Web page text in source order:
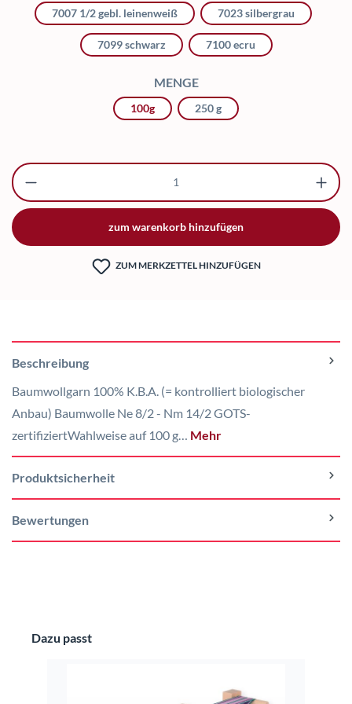
7007 1/2 gebl. leinenweiß 7023 silbergrau
7099 schwarz 7100 ecru
MENGEAUSWÄHLEN
100g 250 g
Produkt Anzahl: Gib den gewünschten Wert
zum warenkorb hinzufügen
ZUM MERKZETTEL HINZUFÜGEN
Beschreibung
Baumwollgarn 100% K.B.A. (= kontrolliert biologischer
Anbau) Baumwolle Ne 8/2 - Nm 14/2 GOTS-
zertifiziertWahlweise auf 100 g… Mehr
Produktsicherheit
Bewertungen
Produktgalerie überspringen
Dazu passt